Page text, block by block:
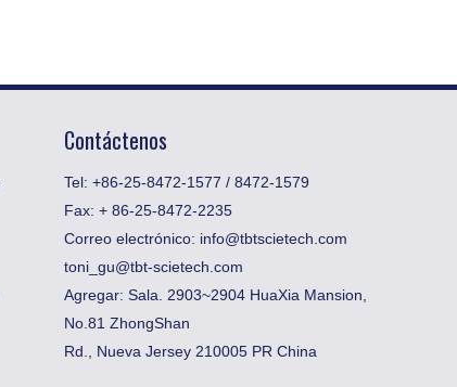
Contáctenos
Tel: +86-25-8472-1577 / 8472-1579
Fax: ​+ 86-25-8472-2235
Correo electrónico: info@tbtscietech.com
toni_gu@tbt-scietech.com
Agregar: Sala. 2903~2904 HuaXia Mansion,
No.81 ZhongShan
Rd., Nueva Jersey 210005 PR China